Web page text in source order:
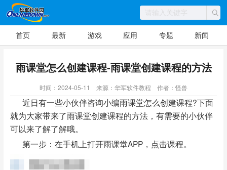
首页 最新 游戏 应用 专题 新闻
雨课堂怎么创建课程-雨课堂创建课程的方法
时间：2024-05-11 来源：华军软件教程 作者：怪兽
近日有一些小伙伴咨询小编雨课堂怎么创建课程?下面
就为大家带来了雨课堂创建课程的方法，有需要的小伙伴
可以来了解了解哦。
第一步：在手机上打开雨课堂APP，点击课程。